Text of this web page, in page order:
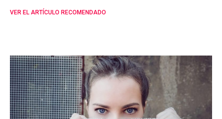
VER EL ARTÍCULO RECOMENDADO